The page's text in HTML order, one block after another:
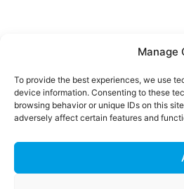
Manage
To provide the best experiences, we use
device information. Consenting to these
browsing behavior or unique IDs on this
adversely affect certain features and